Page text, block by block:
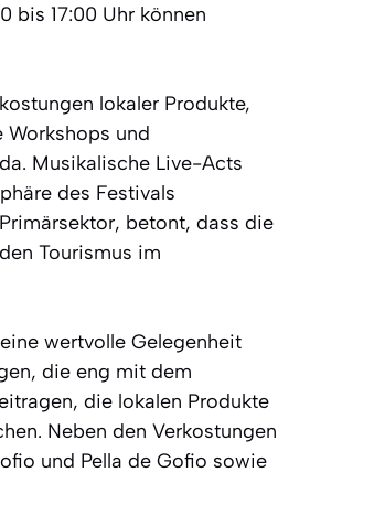
bis 17:00 Uhr können
lokaler Produkte,
und
Musikalische Live-Acts
des Festivals
betont, dass die
Tourismus im
wertvolle Gelegenheit
die eng mit dem
die lokalen Produkte
Neben den Verkostungen
und Pella de Gofio sowie